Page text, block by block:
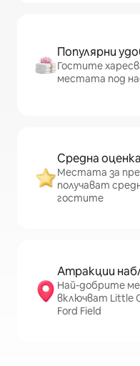
Популярни
Гостите
местата под
Средна
Местата за
получават
гостите
Атракции
Най-добрите
включват Little
Ford Field